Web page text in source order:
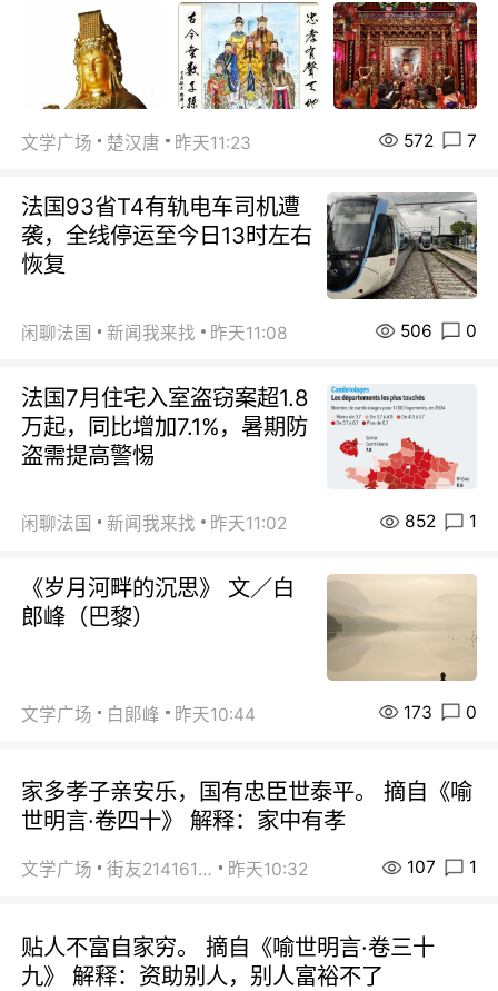
文学广场 楚汉唐 昨天11:23 572 7
法国93省T4有轨电车司机遭
袭，全线停运至今日13时左右
恢复
闲聊法国 新闻我来找 昨天11:08 506 0
法国7月住宅入室盗窃案超1.8
万起，同比增加7.1%，暑期防
盗需提高警惕
闲聊法国 新闻我来找 昨天11:02 852 1
《岁月河畔的沉思》 文／白
郎峰（巴黎）
文学广场 白郞峰 昨天10:44 173 0
家多孝子亲安乐，国有忠臣世泰平。 摘自《喻
世明言·卷四十》 解释：家中有孝
文学广场 街友21416156 昨天10:32 107 1
贴人不富自家穷。 摘自《喻世明言·卷三十
九》 解释：资助别人，别人富裕不了